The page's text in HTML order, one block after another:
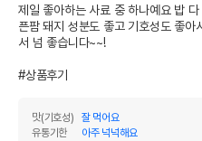
상품 필수 정보
품명 및 모델명
법에 의한 인증,허가 등을
경우 그에 대한 사항
제일 좋아하는 사료 중 하나예요 밥
픈팜 돼지 성분도 좋고 기호성도 좋
서 넘 좋습니다~~!
#상품후기
맛(기호성)
잘 먹어요
유통기한
아주 넉넉해요